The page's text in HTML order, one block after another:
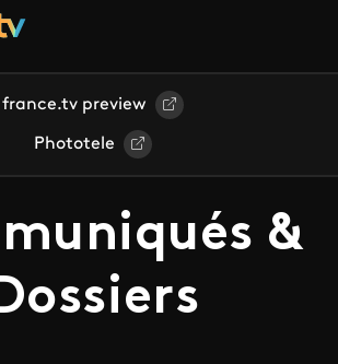
france.tv preview
Phototele
&